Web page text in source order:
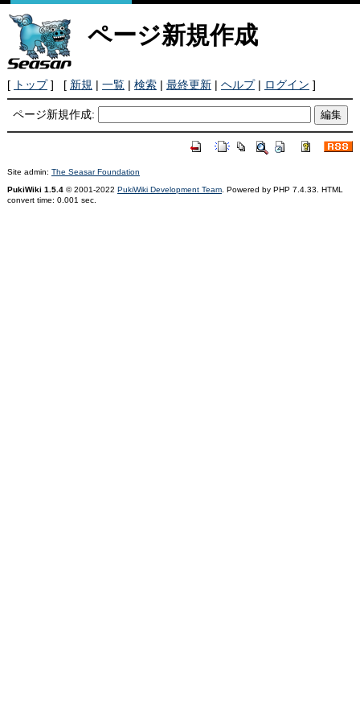
ページ新規作成
[ トップ] [ 新規 | 一覧| 検索| 最終更新| ヘルプ| ログイン ]
ページ新規作成:
Site admin: The Seasar Foundation
PukiWiki 1.5.4© 2001-2022 PukiWiki Development Team. Powered by PHP 7.4.33. HTML
convert time: 0.001 sec.